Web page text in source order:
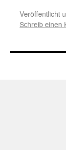
Veröffentlicht
Schreib einen